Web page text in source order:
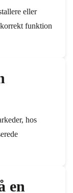
eller
funktion
hos
en